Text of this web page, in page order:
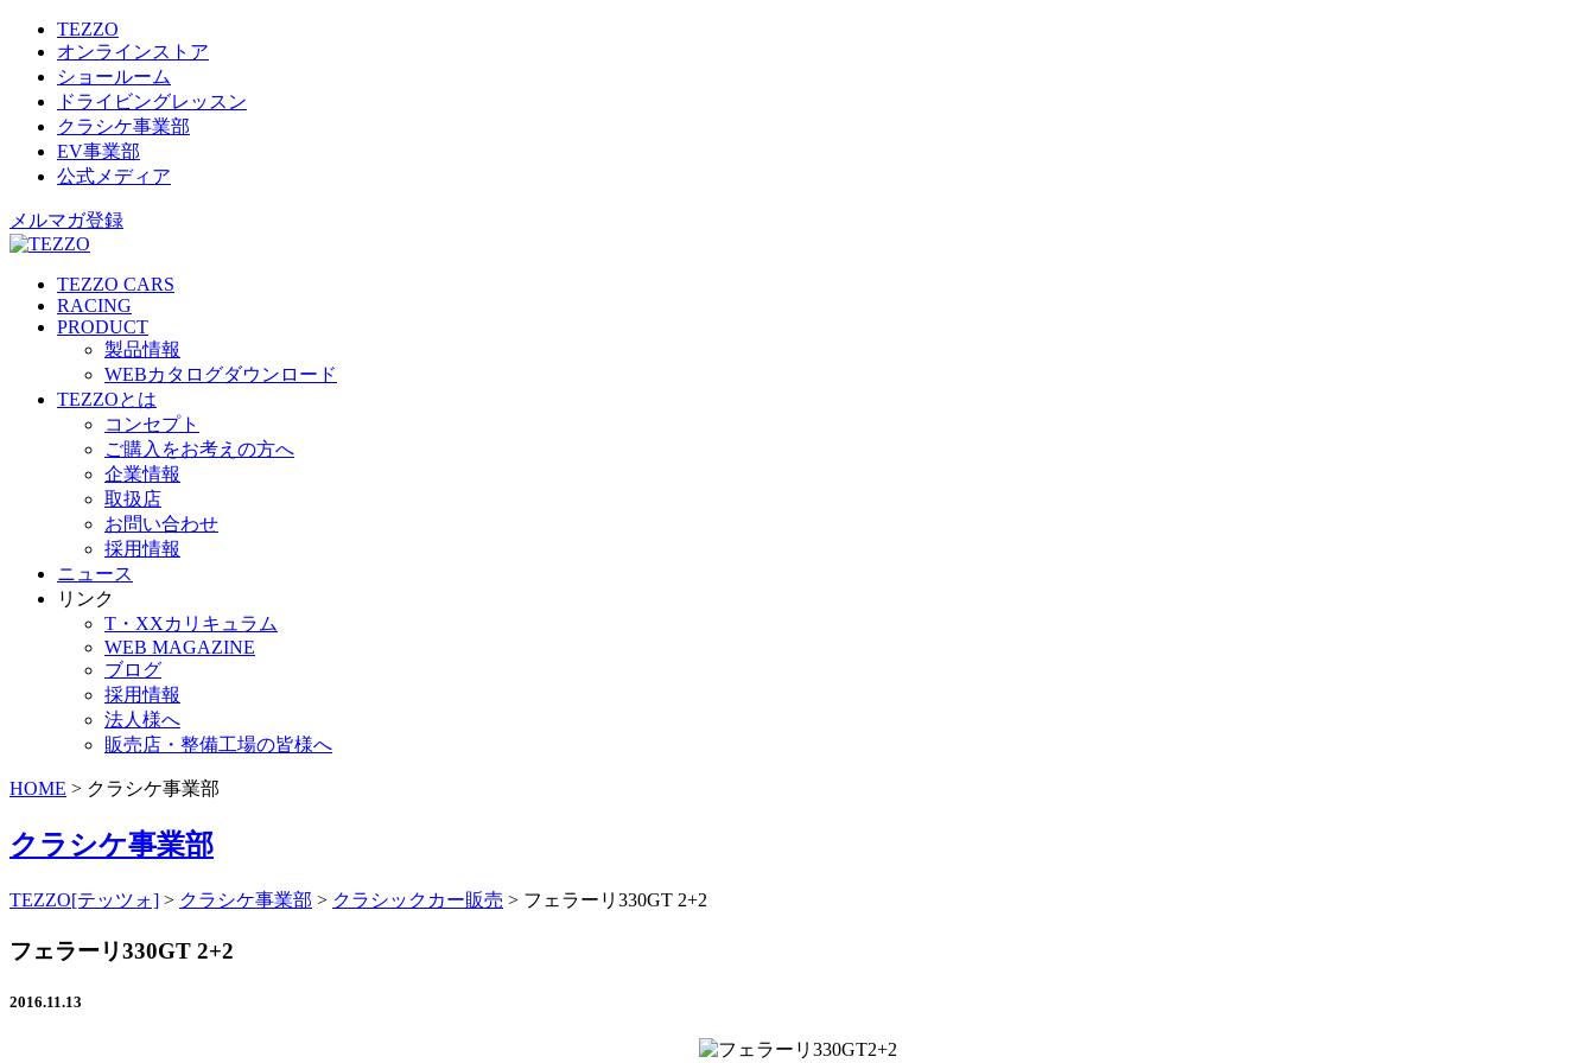
TEZZO
オンラインストア
ショールーム
ドライビングレッスン
クラシケ事業部
EV事業部
公式メディア
メルマガ登録
TEZZO CARS
RACING
PRODUCT
製品情報
WEBカタログダウンロード
TEZZOとは
コンセプト
ご購入をお考えの方へ
企業情報
取扱店
お問い合わせ
採用情報
ニュース
リンク
T・XXカリキュラム
WEB MAGAZINE
ブログ
採用情報
法人様へ
販売店・整備工場の皆様へ
HOME > クラシケ事業部
クラシケ事業部
TEZZO[テッツォ] > クラシケ事業部 > クラシックカー販売 > フェラーリ330GT 2+2
フェラーリ330GT 2+2
2016.11.13